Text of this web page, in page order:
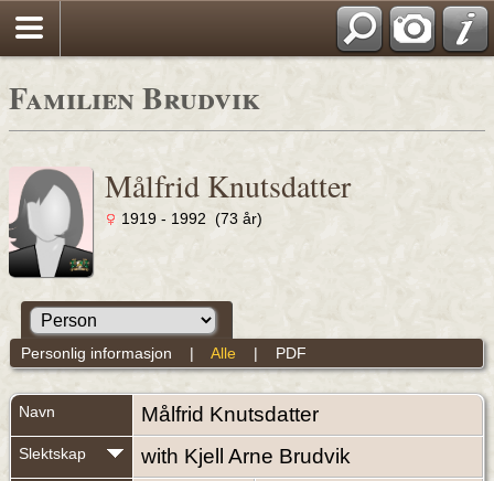
Familien Brudvik
Målfrid Knutsdatter
1919 - 1992 (73 år)
Personlig informasjon | Alle | PDF
Navn Målfrid Knutsdatter
Slektskap with Kjell Arne Brudvik